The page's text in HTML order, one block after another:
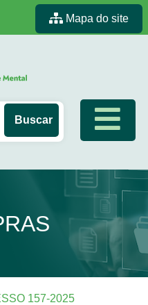
Mapa do site
157-2025